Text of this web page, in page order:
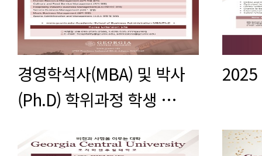
경영학석사(MBA) 및 박사
(Ph.D) 학위과정 학생 …